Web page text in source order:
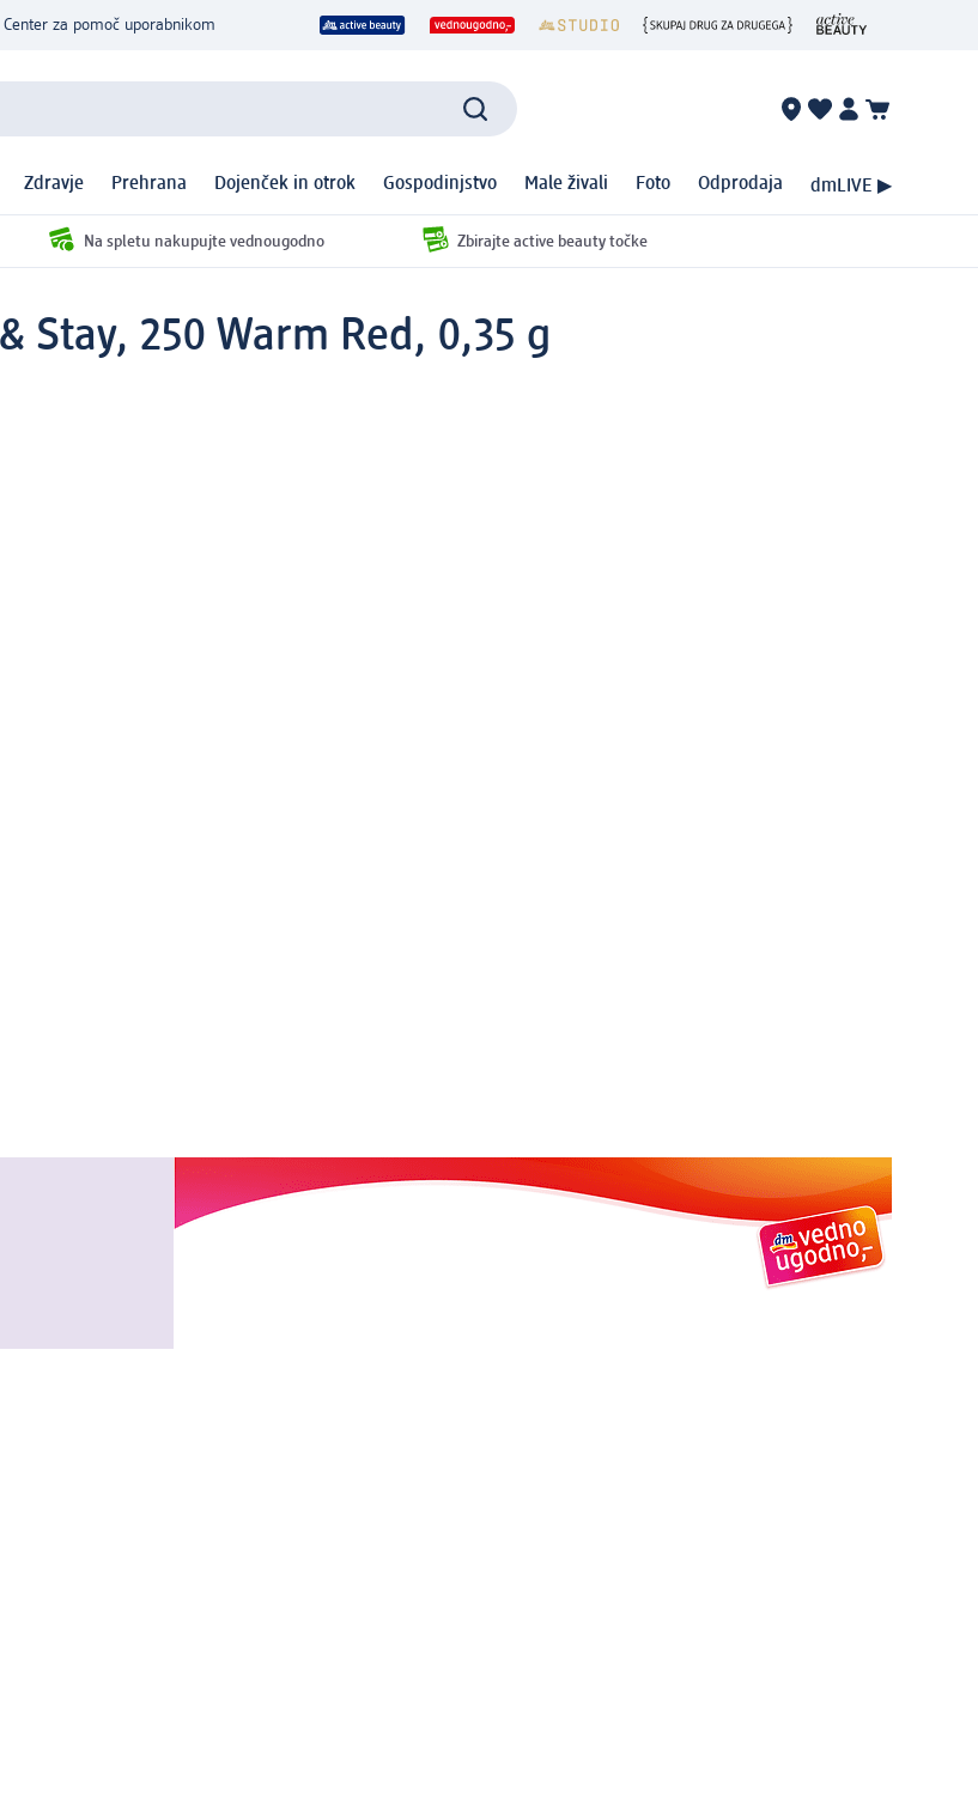
Center za pomoč uporabnikom
Zdravje Prehrana Dojenček in otrok Gospodinjstvo Male živali Foto Odprodaja dmLIVE ▶
Na spletu nakupujte vednougodno Zbirajte active beauty točke
Stay, 250 Warm Red, 0,35 g